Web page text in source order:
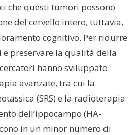
che questi tumori possono
del cervello intero, tuttavia,
cognitivo. Per ridurre
preservare la qualità della
hanno sviluppato
avanzate, tra cui la
(SRS) e la radioterapia
dell’ippocampo (HA-
in un minor numero di